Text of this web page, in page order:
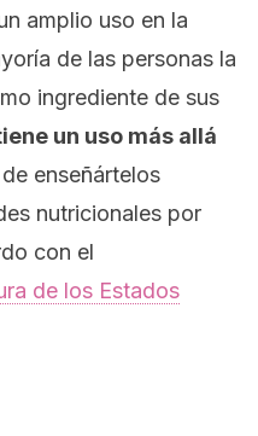
amplio uso en la
de las personas la
ingrediente de sus
un uso más allá
enseñártelos
nutricionales por
con el
de los Estados